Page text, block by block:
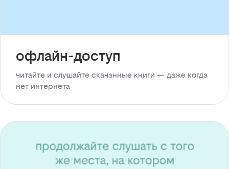
офлайн-доступ
читайте и слушайте скачанные книги — даже когда
нет интернета